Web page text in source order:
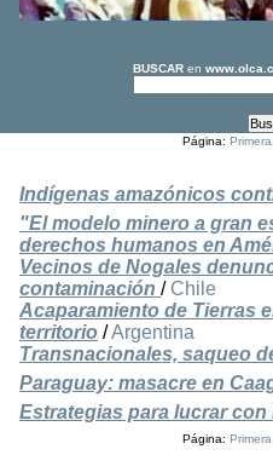
BUSCAR en
Página:Primera
Indígenas amazónicos
"El modelo minero a gran
derechos humanos en
Vecinos de Nogales
contaminación / Chile
Acaparamiento de Tierras
territorio /Argentina
Transnacionales, saqueo
Paraguay: masacre en
Estrategias para lucrar
Página:Primera